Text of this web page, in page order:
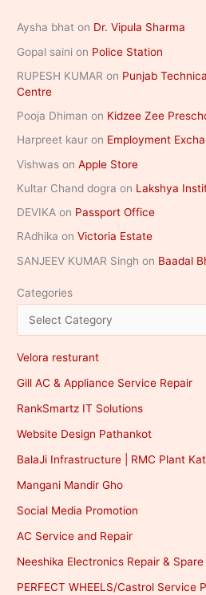
Aysha bhat on Dr. Vipula Sharma
Gopal saini on Police Station
RUPESH KUMAR on Punjab
Centre
Pooja Dhiman on Kidzee Zee
Harpreet kaur on Employment
Vishwas onApple Store
Kultar Chand dogra on Lakshya
DEVIKA on Passport Office
RAdhika onVictoria Estate
SANJEEV KUMAR Singh on Baadal
Categories
Velora resturant
Gill AC & Appliance Service Repair
RankSmartz IT Solutions
Website Design Pathankot
BalaJi Infrastructure | RMC Plant
Mangani Mandir Gho
Social Media Promotion
AC Service and Repair
Neeshika Electronics Repair & Spare
PERFECT WHEELS/Castrol Service